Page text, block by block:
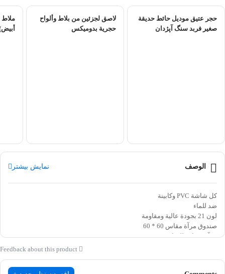
حجر عتيق موديل حائط حديقة
صغير فربد سنگ آپژدان
لاصق لجزئين من بلاط وألواح
حجرية بدوميكس
ملاط
الوصف نمایش بیشتر
كل شاشة PVC وكابينة
ضد للماء
لون 21 بجودة عالية ومقاومة
صندوق مرآة مقاس 60 * 60
مرآة مضادة للبخار
Feedback about this product